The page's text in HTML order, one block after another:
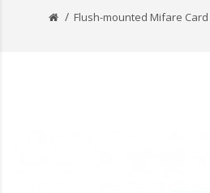
Flush-mounted Mifare